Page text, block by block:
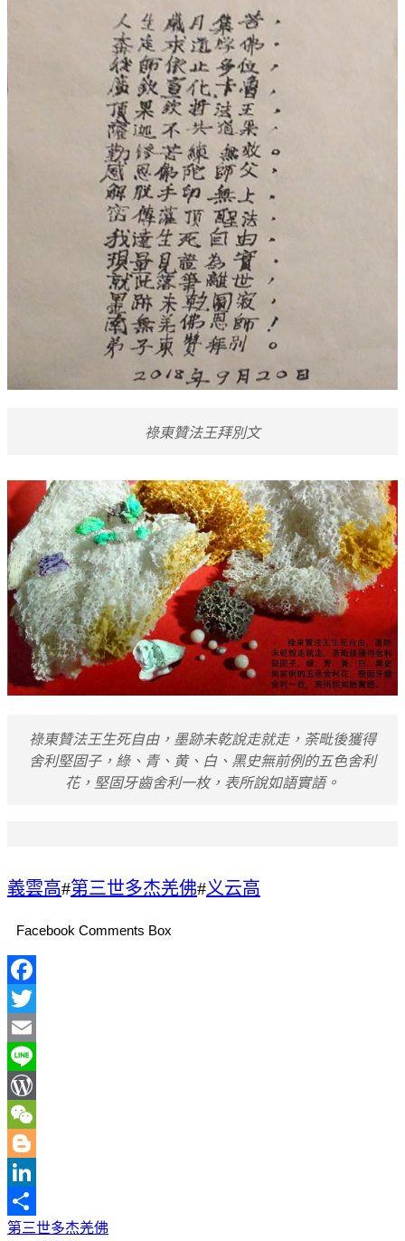
祿東贊法王拜別文
祿東贊法王生死自由，墨跡未乾說走就走，荼毗後獲得
舍利堅固子，綠、青、黄、白、黑史無前例的五色舍利
花，堅固牙齒舍利一枚，表所說如語實語。
義雲高#第三世多杰羌佛#义云高
Facebook Comments Box
Facebook
Twitter
Email
Line
WordPress
WeChat
Blogger
LinkedIn
分
第三世多杰羌佛